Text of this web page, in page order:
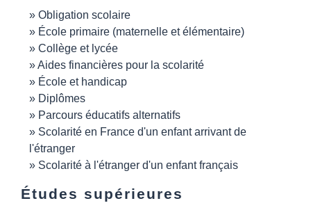
Obligation scolaire
École primaire (maternelle et élémentaire)
Collège et lycée
Aides financières pour la scolarité
École et handicap
Diplômes
Parcours éducatifs alternatifs
Scolarité en France d'un enfant arrivant de
l'étranger
Scolarité à l'étranger d'un enfant français
Études supérieures